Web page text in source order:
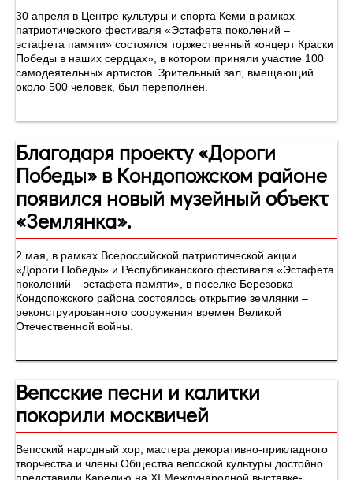
30 апреля в Центре культуры и спорта Кеми в рамках
патриотического фестиваля «Эстафета поколений –
эстафета памяти» состоялся торжественный концерт Краски
Победы в наших сердцах», в котором приняли участие 100
самодеятельных артистов. Зрительный зал, вмещающий
около 500 человек, был переполнен.
Благодаря проекту «Дороги
Победы» в Кондопожском районе
появился новый музейный объект
«Землянка».
2 мая, в рамках Всероссийской патриотической акции
«Дороги Победы» и Республиканского фестиваля «Эстафета
поколений – эстафета памяти», в поселке Березовка
Кондопожского района состоялось открытие землянки –
реконструированного сооружения времен Великой
Отечественной войны.
Вепсские песни и калитки
покорили москвичей
Вепсский народный хор, мастера декоративно-прикладного
творчества и члены Общества вепсской культуры достойно